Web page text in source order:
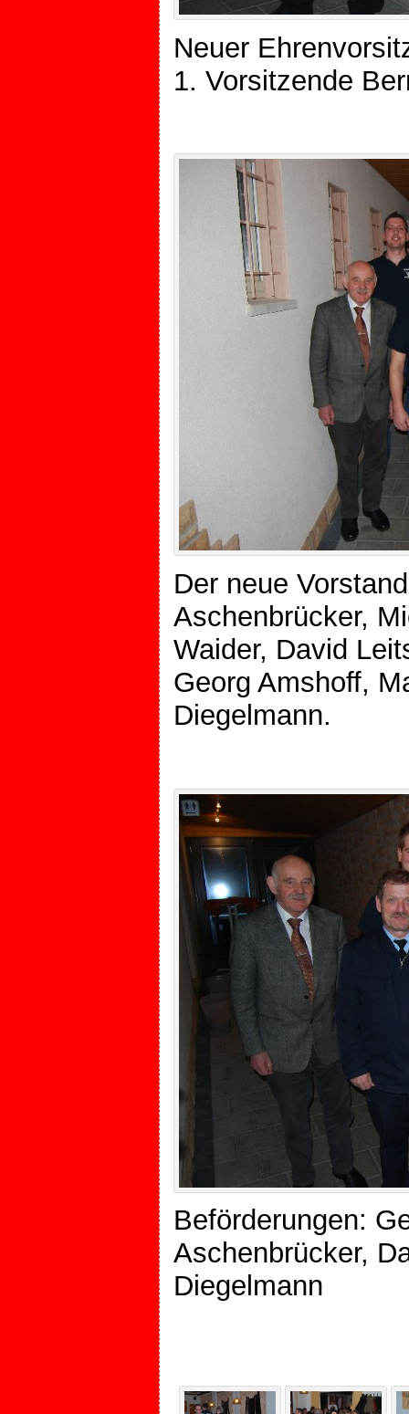
Neuer
1. Vorsitzende
Der neue
Aschenbrücker,
Waider, David
Georg Amshoff,
Diegelmann.
Beförderungen:
Aschenbrücker,
Diegelmann